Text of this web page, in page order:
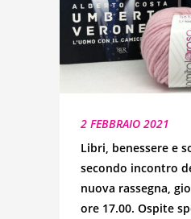
2 FEBBRAIO 2021
Libri, benessere e
secondo incontro
nuova rassegna,
ore 17.00. Ospite